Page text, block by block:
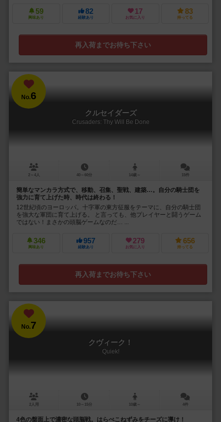
59
興味あり
82
経験あり
17
お気に入り
83
持ってる
再入荷までお待ち下さい
No.6
クルセイダーズ
Crusaders: Thy Will Be Done
2～4人 40～60分 14歳～ 15件
簡単なマンカラ方式で、移動、召集、聖戦、建築…。自分の騎士団を
強力に育て上げた時、時代は終わる！
12世紀頃のヨーロッパ。十字軍の東方征服をテーマに、自分の騎士団
を強大な軍団に育て上げる。 と言っても、他プレイヤーと闘うゲーム
ではない！まさかの頭脳ゲームなのだ… ...
346
興味あり
957
経験あり
279
お気に入り
656
持ってる
再入荷までお待ち下さい
No.7
クヴィーク！
Quiek!
2人用 10～15分 10歳～ 4件
4色の盤面上で濃密な頭脳戦。はらぺこねずみをチーズに導け！